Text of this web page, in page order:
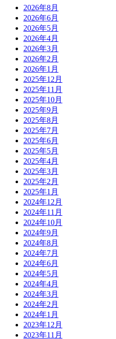
2026年8月
2026年6月
2026年5月
2026年4月
2026年3月
2026年2月
2026年1月
2025年12月
2025年11月
2025年10月
2025年9月
2025年8月
2025年7月
2025年6月
2025年5月
2025年4月
2025年3月
2025年2月
2025年1月
2024年12月
2024年11月
2024年10月
2024年9月
2024年8月
2024年7月
2024年6月
2024年5月
2024年4月
2024年3月
2024年2月
2024年1月
2023年12月
2023年11月